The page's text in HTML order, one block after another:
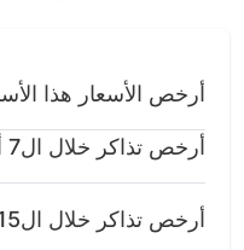
أرخص الأسعار هذا
أرخص تذاكر خلال ال7 أيام القادمة
أرخص تذاكر خلال ال15 يوماً القادمين